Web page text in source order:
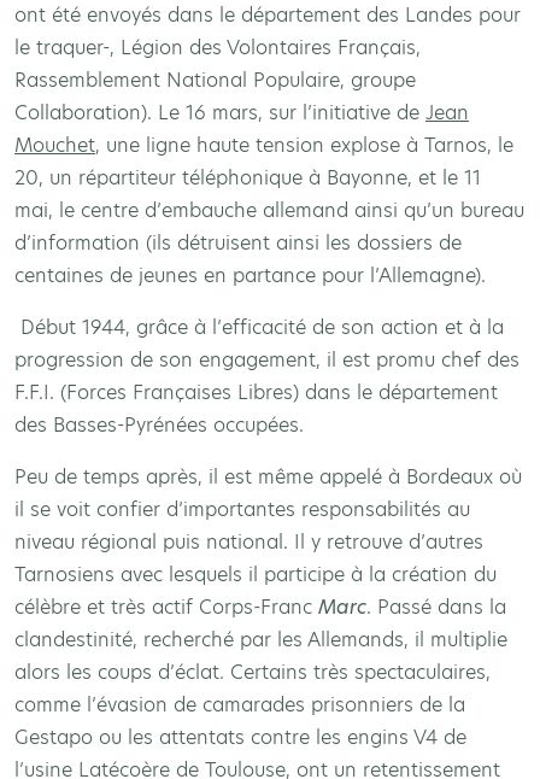
ont été envoyés dans le département des Landes pour
le traquer-, Légion des Volontaires Français,
Rassemblement National Populaire, groupe
Collaboration). Le 16 mars, sur l’initiative de Jean
Mouchet, une ligne haute tension explose à Tarnos, le
20, un répartiteur téléphonique à Bayonne, et le 11
mai, le centre d’embauche allemand ainsi qu’un bureau
d’information (ils détruisent ainsi les dossiers de
centaines de jeunes en partance pour l’Allemagne).
Début 1944, grâce à l’efficacité de son action et à la
progression de son engagement, il est promu chef des
F.F.I. (Forces Françaises Libres) dans le département
des Basses-Pyrénées occupées.
Peu de temps après, il est même appelé à Bordeaux où
il se voit confier d’importantes responsabilités au
niveau régional puis national. Il y retrouve d’autres
Tarnosiens avec lesquels il participe à la création du
célèbre et très actif Corps-Franc Marc. Passé dans la
clandestinité, recherché par les Allemands, il multiplie
alors les coups d’éclat. Certains très spectaculaires,
comme l’évasion de camarades prisonniers de la
Gestapo ou les attentats contre les engins V4 de
l’usine Latécoère de Toulouse, ont un retentissement